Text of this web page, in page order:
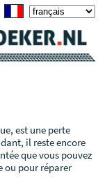
est une perte
il reste encore
que vous pouvez
ou pour réparer